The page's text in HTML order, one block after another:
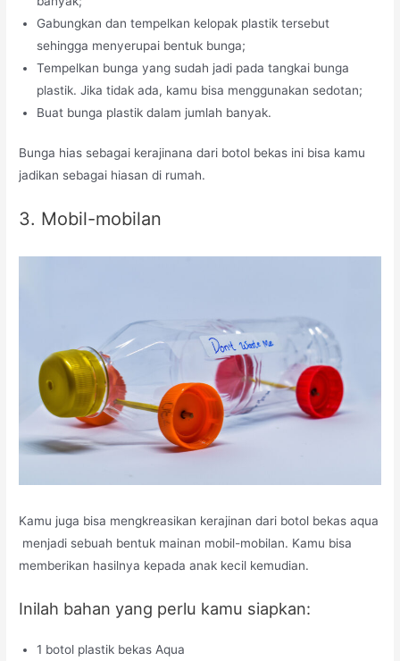
Gabungkan dan tempelkan kelopak plastik tersebut
sehingga menyerupai bentuk bunga;
Tempelkan bunga yang sudah jadi pada tangkai bunga
plastik. Jika tidak ada, kamu bisa menggunakan sedotan;
Buat bunga plastik dalam jumlah banyak.
Bunga hias sebagai kerajinana dari botol bekas ini bisa kamu
jadikan sebagai hiasan di rumah.
3. Mobil-mobilan
Kamu juga bisa mengkreasikan kerajinan dari botol bekas aqua
menjadi sebuah bentuk mainan mobil-mobilan. Kamu bisa
memberikan hasilnya kepada anak kecil kemudian.
Inilah bahan yang perlu kamu siapkan:
1 botol plastik bekas Aqua